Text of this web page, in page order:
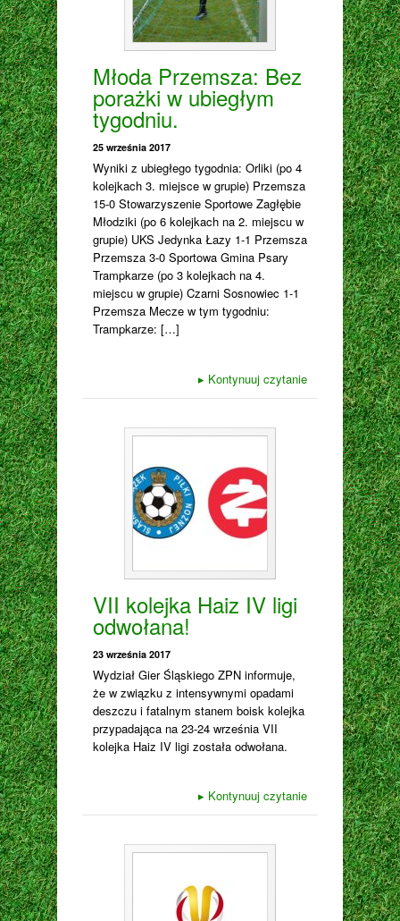
Młoda Przemsza: Bez
porażki w ubiegłym
tygodniu.
25 września 2017
Wyniki z ubiegłego tygodnia: Orliki (po 4
kolejkach 3. miejsce w grupie) Przemsza
15-0 Stowarzyszenie Sportowe Zagłębie
Młodziki (po 6 kolejkach na 2. miejscu w
grupie) UKS Jedynka Łazy 1-1 Przemsza
Przemsza 3-0 Sportowa Gmina Psary
Trampkarze (po 3 kolejkach na 4.
miejscu w grupie) Czarni Sosnowiec 1-1
Przemsza Mecze w tym tygodniu:
Trampkarze: […]
▸ Kontynuuj czytanie
VII kolejka Haiz IV ligi
odwołana!
23 września 2017
Wydział Gier Śląskiego ZPN informuje,
że w związku z intensywnymi opadami
deszczu i fatalnym stanem boisk kolejka
przypadająca na 23-24 września VII
kolejka Haiz IV ligi została odwołana.
▸ Kontynuuj czytanie